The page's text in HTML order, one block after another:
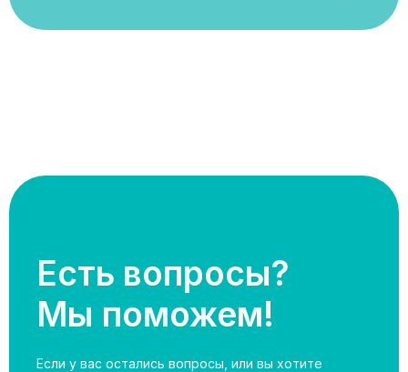
Есть вопросы?
Мы поможем!
Если у вас остались вопросы, или вы хотите